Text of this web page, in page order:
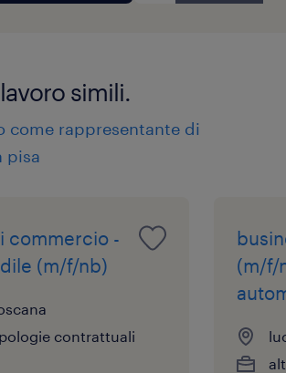
la
per
in linea
informazioni e
simili.
come rappresentante di
pisa
commercio -
(m/f/nb)
contrattuali
(m/f/